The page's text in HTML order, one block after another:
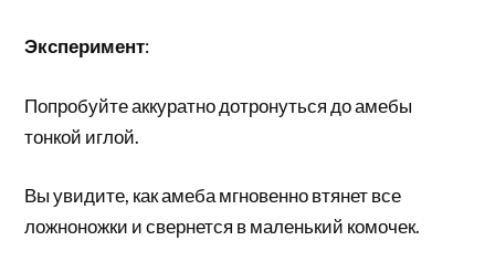
Эксперимент:
Попробуйте аккуратно дотронуться до амебы
тонкой иглой.
Вы увидите, как амеба мгновенно втянет все
ложноножки и свернется в маленький комочек.